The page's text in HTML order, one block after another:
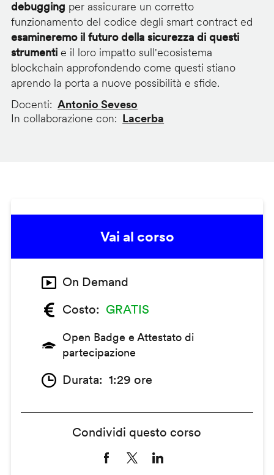
debugging per assicurare un corretto
funzionamento del codice degli smart contract ed
esamineremo il futuro della sicurezza di questi
strumentie il loro impatto sull'ecosistema
blockchain approfondendo come questi stiano
aprendo la porta a nuove possibilità e sfide.
Docenti
Antonio Seveso
In collaborazione con
Lacerba
Vai al corso
On Demand
Costo
GRATIS
Open Badge e Attestato di
partecipazione
Durata 1:29 ore
Condividi questo corso